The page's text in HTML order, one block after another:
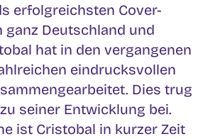
erfolgreichsten Cover-
ganz Deutschland und
hat in den vergangenen
eindrucksvollen
Dies trug
seiner Entwicklung bei.
ist Cristobal in kurzer Zeit